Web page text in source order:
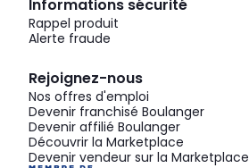
Informations sécurité
Rappel produit
Alerte fraude
Rejoignez-nous
Nos offres d'emploi
Devenir franchisé Boulanger
Devenir affilié Boulanger
Découvrir la Marketplace
Devenir vendeur sur la Marketplace